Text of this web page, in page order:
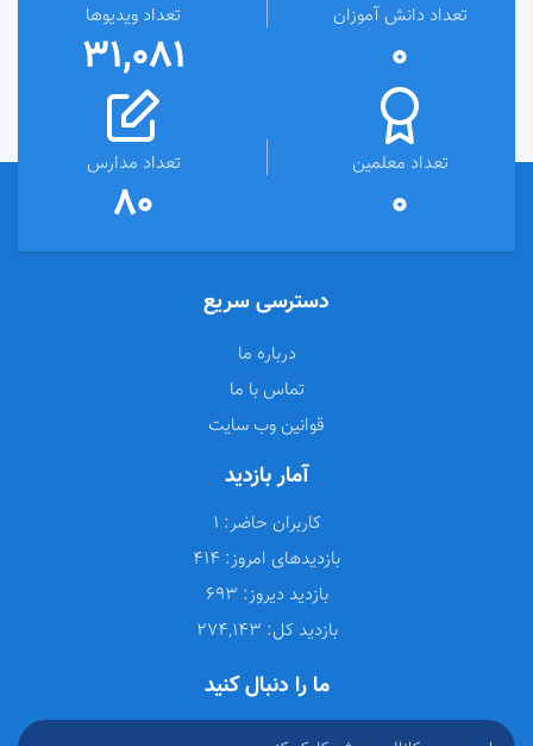
تعداد دانش آموزان
0
تعداد ویدیوها
31,081
تعداد معلمین
0
تعداد مدارس
80
دسترسی سریع
درباره ما
تماس با ما
قوانین وب سایت
آمار بازدید
کاربران حاضر:
بازدیدهای امروز:
بازدید دیروز:
بازدید کل:
ما را دنبال کنید